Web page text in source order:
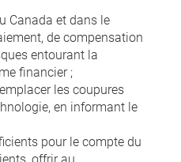
Canada et dans le
de compensation
entourant la
financier ;
les coupures
en informant le
pour le compte du
offrir au